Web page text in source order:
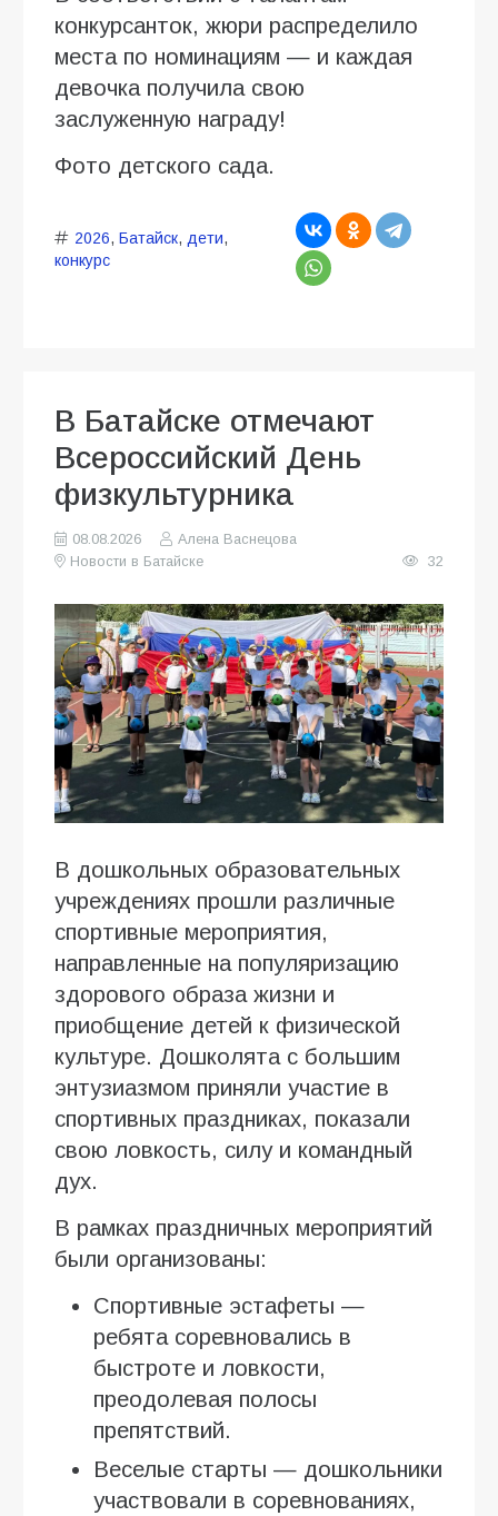
конкурсанток, жюри распределило
места по номинациям — и каждая
девочка получила свою
заслуженную награду!
Фото детского сада.
2026, Батайск, дети,
конкурс
В Батайске отмечают
Всероссийский День
физкультурника
08.08.2026
Алена Васнецова
Новости в Батайске
32
В дошкольных образовательных
учреждениях прошли различные
спортивные мероприятия,
направленные на популяризацию
здорового образа жизни и
приобщение детей к физической
культуре. Дошколята с большим
энтузиазмом приняли участие в
спортивных праздниках, показали
свою ловкость, силу и командный
дух.
В рамках праздничных мероприятий
были организованы:
Спортивные эстафеты —
ребята соревновались в
быстроте и ловкости,
преодолевая полосы
препятствий.
Веселые старты — дошкольники
участвовали в соревнованиях,